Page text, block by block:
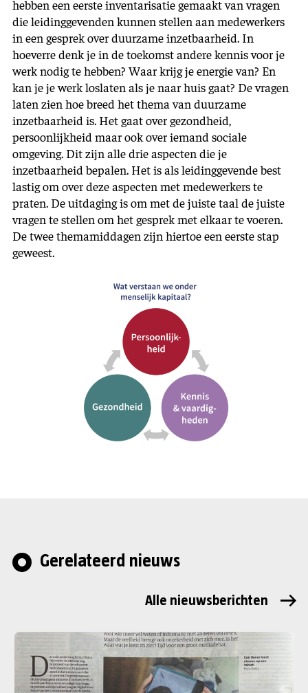
hebben een eerste inventarisatie gemaakt van vragen
die leidinggevenden kunnen stellen aan medewerkers
in een gesprek over duurzame inzetbaarheid. In
hoeverre denk je in de toekomst andere kennis voor je
werk nodig te hebben? Waar krijg je energie van? En
kan je je werk loslaten als je naar huis gaat? De vragen
laten zien hoe breed het thema van duurzame
inzetbaarheid is. Het gaat over gezondheid,
persoonlijkheid maar ook over iemand sociale
omgeving. Dit zijn alle drie aspecten die je
inzetbaarheid bepalen. Het is als leidinggevende best
lastig om over deze aspecten met medewerkers te
praten. De uitdaging is om met de juiste taal de juiste
vragen te stellen om het gesprek met elkaar te voeren.
De twee themamiddagen zijn hiertoe een eerste stap
geweest.
Gerelateerd nieuws
Alle nieuwsberichten